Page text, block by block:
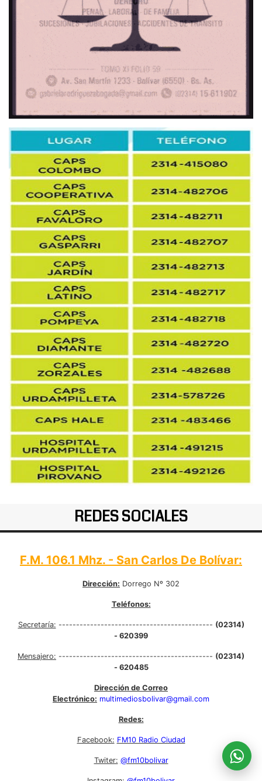
REDES SOCIALES
F.M. 106.1 Mhz. - San Carlos De Bolívar:
Dirección: Dorrego Nº 302
Teléfonos:
Secretaría: -------------------------------------------- (02314)
- 620399
Mensajero: -------------------------------------------- (02314)
- 620485
Dirección de Correo
Electrónico: multimediosbolivar@gmail.com
Redes:
Facebook: FM10 Radio Ciudad
Twiter: @fm10bolivar